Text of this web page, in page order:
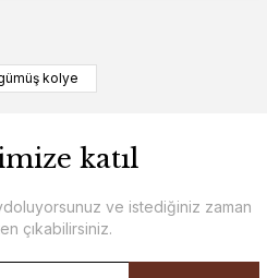
kolye
katıl
ve istediğiniz zaman
çıkabilirsiniz.